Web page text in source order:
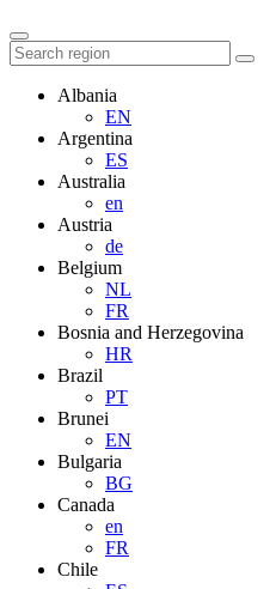
Albania
EN
Argentina
ES
Australia
en
Austria
de
Belgium
NL
FR
Bosnia and Herzegovina
HR
Brazil
PT
Brunei
EN
Bulgaria
BG
Canada
en
FR
Chile